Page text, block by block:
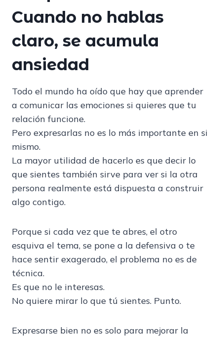
Cuando no hablas
claro, se acumula
ansiedad
Todo el mundo ha oído que hay que aprender
a comunicar las emociones si quieres que tu
relación funcione.
Pero expresarlas no es lo más importante en si
mismo.
La mayor utilidad de hacerlo es que decir lo
que sientes también sirve para ver si la otra
persona realmente está dispuesta a construir
algo contigo.
Porque si cada vez que te abres, el otro
esquiva el tema, se pone a la defensiva o te
hace sentir exagerado, el problema no es de
técnica.
Es que no le interesas.
No quiere mirar lo que tú sientes. Punto.
Expresarse bien no es solo para mejorar la